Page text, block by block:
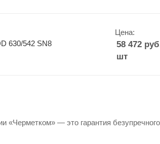
630/542 SN8
Цена:
58 472
шт
«Черметком» — это гарантия